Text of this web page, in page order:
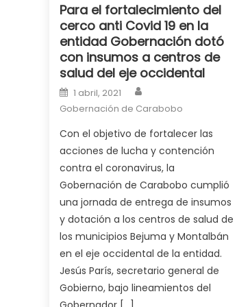
cuckold,
nice
milf
in
squirting,
आपक
न
ह
भ
भ
क
च
त
क
स
लग
आपक
पस
Para el fortalecimiento del
cerco anti Covid 19 en la
entidad Gobernación dotó
con insumos a centros de
salud del eje occidental
Posted on
1 abril, 2021
Gobernación de Carabobo
Con el objetivo de fortalecer las
acciones de lucha y contención
contra el coronavirus, la
Gobernación de Carabobo cumplió
una jornada de entrega de insumos
y dotación a los centros de salud de
los municipios Bejuma y Montalbán
en el eje occidental de la entidad.
Jesús París, secretario general de
Gobierno, bajo lineamientos del